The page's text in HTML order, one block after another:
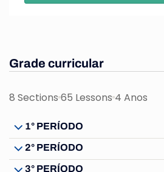
Grade curricular
8 Sections 65 Lessons 4 Anos
1° PERÍODO
2° PERÍODO
3° PERÍODO